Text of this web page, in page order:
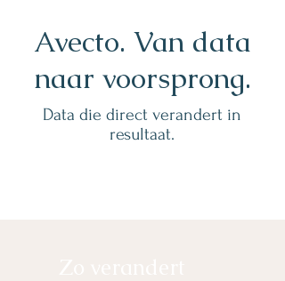
Avecto. Van data
naar voorsprong.
Data die direct verandert in
resultaat.